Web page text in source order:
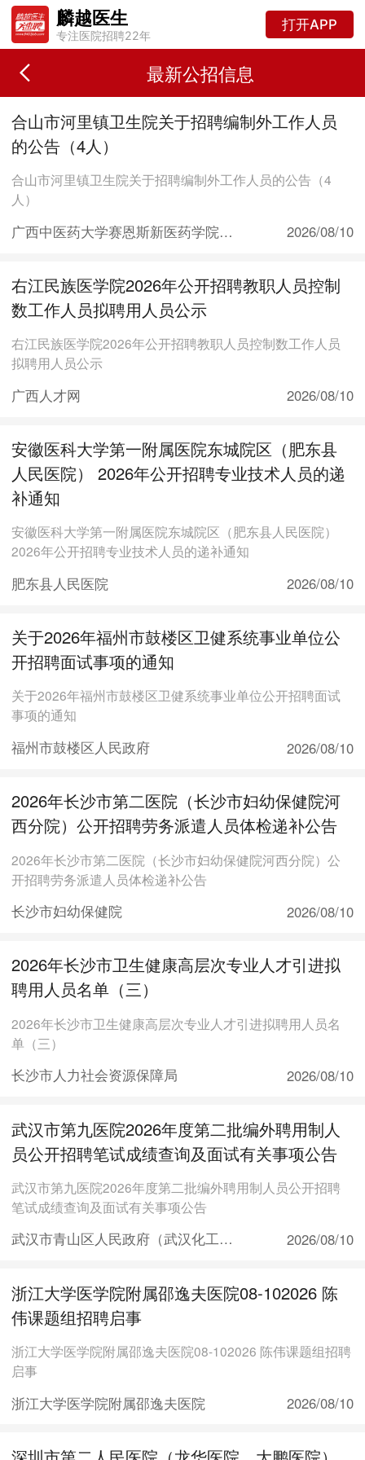
麟越医生
专注医院招聘22年
打开APP
最新公招信息
合山市河里镇卫生院关于招聘编制外工作人员
的公告（4人）
合山市河里镇卫生院关于招聘编制外工作人员的公告（4
人）
广西中医药大学赛恩斯新医药学院就业信息网 2026/08/10
右江民族医学院2026年公开招聘教职人员控制
数工作人员拟聘用人员公示
右江民族医学院2026年公开招聘教职人员控制数工作人员
拟聘用人员公示
广西人才网 2026/08/10
安徽医科大学第一附属医院东城院区（肥东县
人民医院） 2026年公开招聘专业技术人员的递
补通知
安徽医科大学第一附属医院东城院区（肥东县人民医院）
2026年公开招聘专业技术人员的递补通知
肥东县人民医院 2026/08/10
关于2026年福州市鼓楼区卫健系统事业单位公
开招聘面试事项的通知
关于2026年福州市鼓楼区卫健系统事业单位公开招聘面试
事项的通知
福州市鼓楼区人民政府 2026/08/10
2026年长沙市第二医院（长沙市妇幼保健院河
西分院）公开招聘劳务派遣人员体检递补公告
2026年长沙市第二医院（长沙市妇幼保健院河西分院）公
开招聘劳务派遣人员体检递补公告
长沙市妇幼保健院 2026/08/10
2026年长沙市卫生健康高层次专业人才引进拟
聘用人员名单（三）
2026年长沙市卫生健康高层次专业人才引进拟聘用人员名
单（三）
长沙市人力社会资源保障局 2026/08/10
武汉市第九医院2026年度第二批编外聘用制人
员公开招聘笔试成绩查询及面试有关事项公告
武汉市第九医院2026年度第二批编外聘用制人员公开招聘
笔试成绩查询及面试有关事项公告
武汉市青山区人民政府（武汉化工区管委会） 2026/08/10
浙江大学医学院附属邵逸夫医院08-102026 陈
伟课题组招聘启事
浙江大学医学院附属邵逸夫医院08-102026 陈伟课题组招聘
启事
浙江大学医学院附属邵逸夫医院 2026/08/10